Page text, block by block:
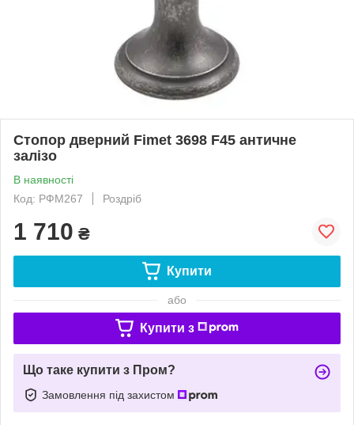
Стопор дверний Fimet 3698 F45 античне
залізо
В наявності
Код: РФМ267
Роздріб
1 710 ₴
Купити
або
Купити з
Що таке купити з Пром?
Замовлення під захистом